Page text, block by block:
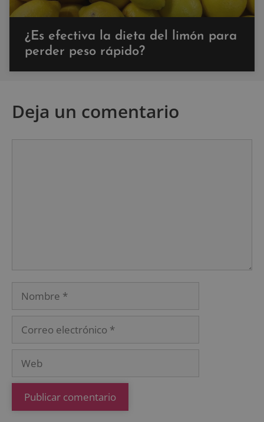
¿Es efectiva la dieta del limón para
perder peso rápido?
Deja un comentario